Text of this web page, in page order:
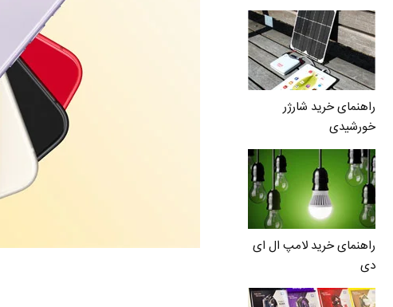
راهنمای خرید شارژر
خورشیدی
راهنمای خرید لامپ ال ای
دی